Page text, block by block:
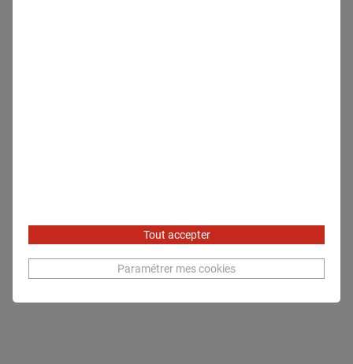
Tout accepter
Paramétrer mes cookies